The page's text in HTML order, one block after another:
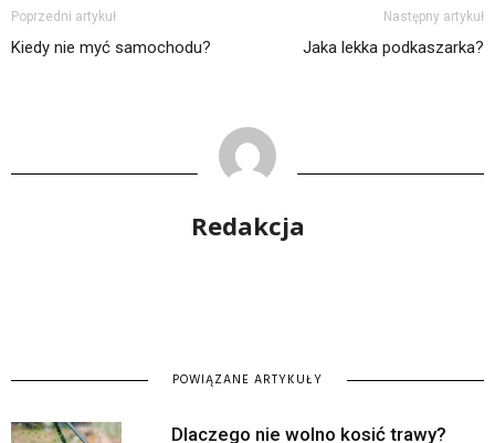
Poprzedni artykuł
Kiedy nie myć samochodu?
Następny artykuł
Jaka lekka podkaszarka?
Redakcja
POWIĄZANE ARTYKUŁY
Dlaczego nie wolno kosić trawy?